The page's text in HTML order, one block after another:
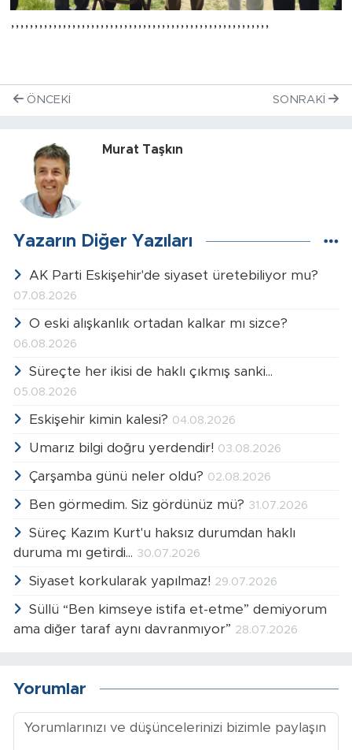
,,,,,,,,,,,,,,,,,,,,,,,,,,,,,,,,,,,,,,,,,,,,,,,,,,,,,,,
ÖNCEKI SONRAKI
Murat Taşkın
Yazarın Diğer Yazıları
AK Parti Eskişehir'de siyaset üretebiliyor mu?
07.08.2026
O eski alışkanlık ortadan kalkar mı sizce?
06.08.2026
Süreçte her ikisi de haklı çıkmış sanki...
05.08.2026
Eskişehir kimin kalesi? 04.08.2026
Umarız bilgi doğru yerdendir! 03.08.2026
Çarşamba günü neler oldu? 02.08.2026
Ben görmedim. Siz gördünüz mü? 31.07.2026
Süreç Kazım Kurt'u haksız durumdan haklı
duruma mı getirdi... 30.07.2026
Siyaset korkularak yapılmaz! 29.07.2026
Süllü “Ben kimseye istifa et-etme” demiyorum
ama diğer taraf aynı davranmıyor” 28.07.2026
Yorumlar